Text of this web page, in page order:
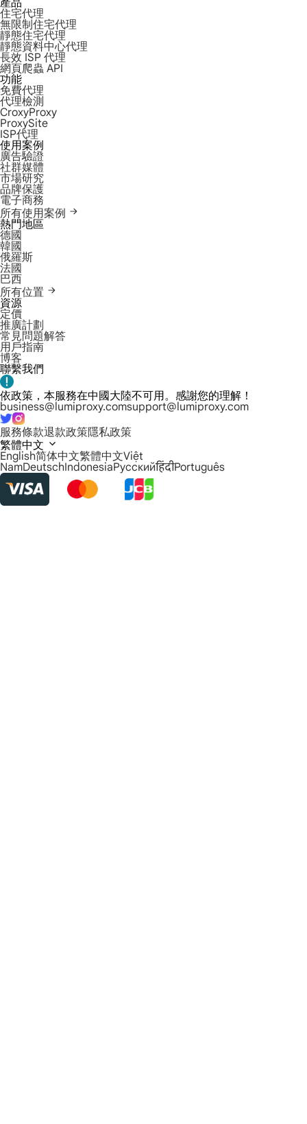
產品
住宅代理
無限制住宅代理
靜態住宅代理
靜態資料中心代理
長效 ISP 代理
網頁爬蟲 API
功能
免費代理
代理檢測
CroxyProxy
ProxySite
ISP代理
使用案例
廣告驗證
社群媒體
市場研究
品牌保護
電子商務
所有使用案例
熱門地區
德國
韓國
俄羅斯
法國
巴西
所有位置
資源
定價
推廣計劃
常見問題解答
用戶指南
博客
聯繫我們
依政策，本服務在中國大陸不可用。感謝您的理解！
business@lumiproxy.comsupport@lumiproxy.com
服務條款退款政策隱私政策
繁體中文
English简体中文繁體中文Việt
NamDeutschIndonesiaРусскийहिंदीPortuguês